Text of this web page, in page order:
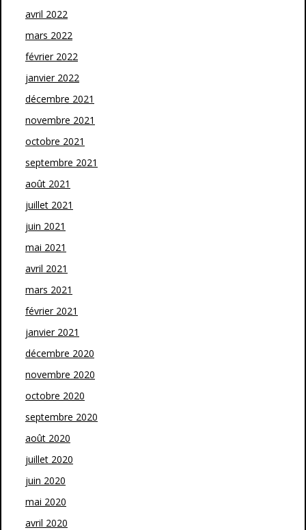
avril 2022
mars 2022
février 2022
janvier 2022
décembre 2021
novembre 2021
octobre 2021
septembre 2021
août 2021
juillet 2021
juin 2021
mai 2021
avril 2021
mars 2021
février 2021
janvier 2021
décembre 2020
novembre 2020
octobre 2020
septembre 2020
août 2020
juillet 2020
juin 2020
mai 2020
avril 2020